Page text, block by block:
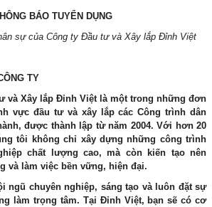
BÁO TUYỂN DỤNG
sự của Công ty Đầu tư và Xây lắp Đỉnh Việt
TY
và Xây lắp Đỉnh Việt là một trong những đơn
vực đầu tư và xây lắp các Công trình dân
được thành lập từ năm 2004. Với hơn 20
tôi không chỉ xây dựng những công trình
chất lượng cao, mà còn kiến tạo nên
và làm việc bền vững, hiện đại.
ngũ chuyên nghiệp, sáng tạo và luôn đặt sự
làm trọng tâm. Tại Đỉnh Việt, bạn sẽ có cơ